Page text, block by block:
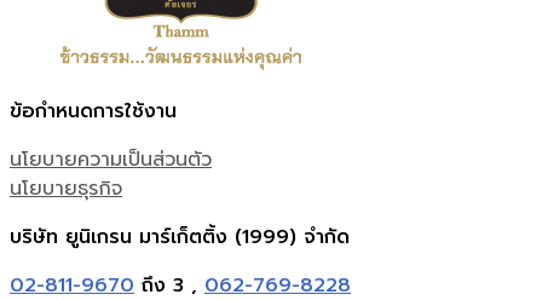
ข้อกำหนดการใช้งาน
นโยบายความเป็นส่วนตัว
นโยบายธุรกิจ
บริษัท ยูนิเกรน มาร์เก็ตติ้ง (1999) จำกัด
02-811-9670 ถึง 3 , 062-769-8228